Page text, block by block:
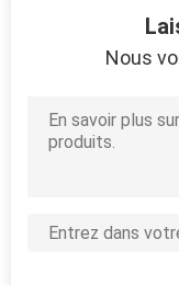
DEMANDEZ
PLAN
SITE
Nous